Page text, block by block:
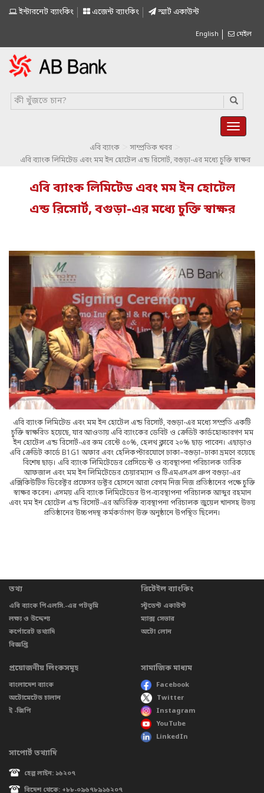
ইন্টারনেট ব্যাংকিং এজেন্ট ব্যাংকিং স্মাৰ্ট একাউন্ট
English মেইল
এবি ব্যাংক সাম্প্রতিক খবর
এবি ব্যাংক লিমিটেড এবং মম ইন হোটেল এন্ড রিসোর্ট, বগুড়া-এর মধ্যে চুক্তি স্বাক্ষর
এবি ব্যাংক লিমিটেড এবং মম ইন হোটেল
এন্ড রিসোর্ট, বগুড়া-এর মধ্যে চুক্তি স্বাক্ষর
এবি ব্যাংক লিমিটেড এবং মম ইন হোটেল এন্ড রিসোর্ট, বগুড়া-এর মধ্যে সম্প্রতি একটি
চুক্তি স্বাক্ষরিত হয়েছে, যার আওতায় এবি ব্যাংকের ডেবিট ও ক্রেডিট কার্ডহোল্ডারগণ মম
ইন হোটেল এন্ড রিসোর্ট-এর রুম রেন্টে ৫০%, হেলথ ক্লাবে ২০% ছাড় পাবেন। এছাড়াও
এবি ক্রেডিট কার্ডে B1G1 অফার এবং হেলিকপ্টারযোগে ঢাকা–বগুড়া–ঢাকা ভ্রমণে রয়েছে
বিশেষ ছাড়। এবি ব্যাংক লিমিটেডের প্রেসিডেন্ট ও ব্যবস্থাপনা পরিচালক তারিক
আফজাল এবং মম ইন লিমিটেডের চেয়ারম্যান ও টিএমএসএস গ্রুপ বগুড়া-এর
এক্সিকিউটিভ ডিরেক্টর প্রফেসর ডক্টর হোসনে আরা বেগম নিজ নিজ প্রতিষ্ঠানের পক্ষে চুক্তি
স্বাক্ষর করেন। এসময় এবি ব্যাংক লিমিটেডের উপ-ব্যবস্থাপনা পরিচালক আব্দুর রহমান
এবং মম ইন হোটেল এন্ড রিসোর্ট-এর অতিরিক্ত ব্যবস্থাপনা পরিচালক জুয়েল খানসহ উভয়
প্রতিষ্ঠানের উচ্চপদস্থ কর্মকর্তাগণ উক্ত অনুষ্ঠানে উপস্থিত ছিলেন।
তথ্য
এবি ব্যাংক পিএলসি.-এর পটভূমি
লক্ষ্য ও উদ্দেশ্য
কর্পোরেট তথ্যাদি
বিজ্ঞপ্তি
রিটেইল ব্যাংকিং
স্টুডেন্ট একাউন্ট
ম্যাক্স সেভার
অটো লোন
প্রয়োজনীয় লিংকসমূহ
বাংলাদেশ ব্যাংক
অটোমেটেড চালান
ই -জিপি
সামাজিক মাধ্যম
Facebook
Twitter
Instagram
YouTube
LinkedIn
সাপোর্ট তথ্যাদি
হেল্প লাইন: ১৬২০৭
বিদেশ থেকে: +৮৮-০৯৬৭৮৯১৬২০৭